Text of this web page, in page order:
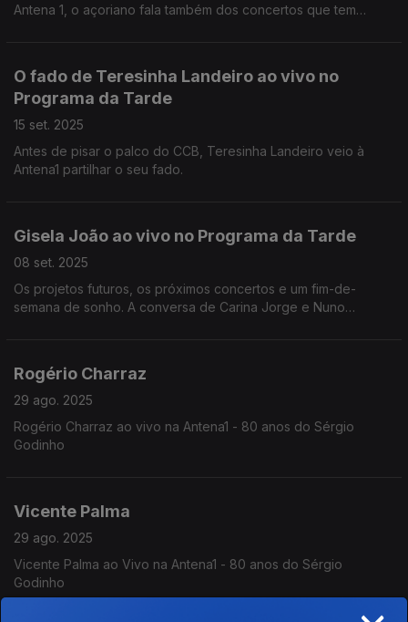
Antena 1, o açoriano fala também dos concertos que tem
O fado de Teresinha Landeiro ao vivo no
Programa da Tarde
15 set. 2025
Antes de pisar o palco do CCB, Teresinha Landeiro veio à
Antena1 partilhar o seu fado.
Gisela João ao vivo no Programa da Tarde
08 set. 2025
Os projetos futuros, os próximos concertos e um fim-de-
semana de sonho. A conversa de Carina Jorge e Nuno
Rogério Charraz
29 ago. 2025
Rogério Charraz ao vivo na Antena1 - 80 anos do Sérgio
Godinho
Vicente Palma
29 ago. 2025
Vicente Palma ao Vivo na Antena1 - 80 anos do Sérgio
Godinho